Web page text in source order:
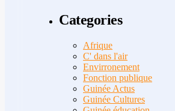
Categories
Afrique
C' dans l'air
Envirronement
Fonction publique
Guinée Actus
Guinée Cultures